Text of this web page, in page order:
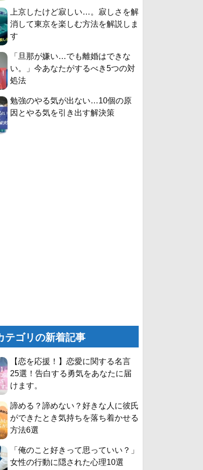
上京したけど寂しい…。寂しさを解
消して東京を楽しむ方法を解説しま
す
「旦那が嫌い…でも離婚はできな
い。」今あなたがするべき5つの対
処法
勉強のやる気が出ない…10個の原
因とやる気を引き出す解決策
テゴリの新着記事
【恋を応援！】恋愛に関する名言
25選！告白する勇気をあなたに届
けます。
諦める？諦めない？好きな人に彼氏
ができたとき気持ちを落ち着かせる
方法6選
「俺のこと好きって思っていい？」
女性の行動に隠された心理10選